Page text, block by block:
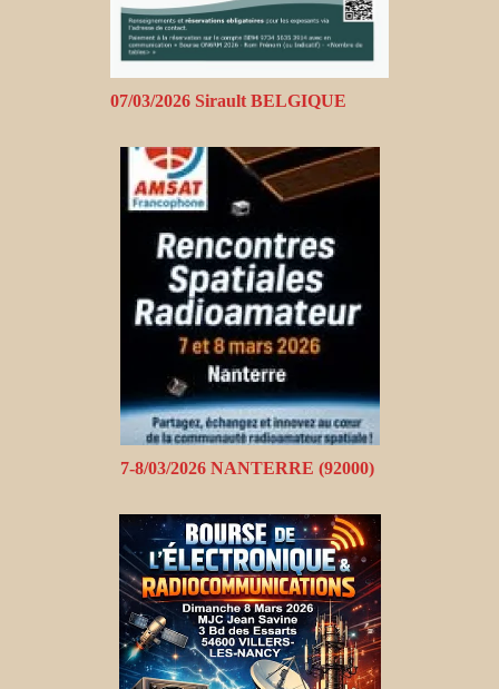
07/03/2026 Sirault BELGIQUE
7-8/03/2026 NANTERRE (92000)